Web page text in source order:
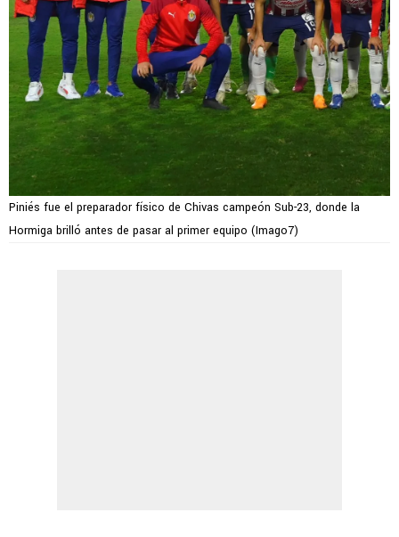
Piniés fue el preparador físico de Chivas campeón Sub-23, donde la
Hormiga brilló antes de pasar al primer equipo (Imago7)